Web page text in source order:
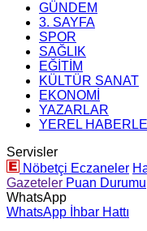
GÜNDEM
3. SAYFA
SPOR
SAĞLIK
EĞİTİM
KÜLTÜR SANAT
EKONOMİ
YAZARLAR
YEREL
Servisler
Nöbetçi Eczaneler
Gazeteler Puan Durumu
WhatsApp
WhatsApp İhbar Hattı